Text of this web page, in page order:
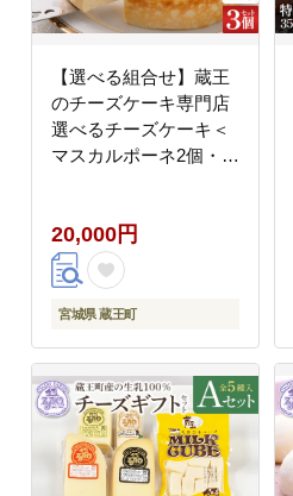
【選べる組合せ】蔵王
のチーズケーキ専門店
選べるチーズケーキ＜
マスカルポーネ2個・プ
20,000円
宮城県 蔵王町